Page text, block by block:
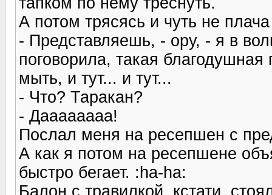
А потом трясясь и чуть не
- Представляешь, - ору, - я в
поговорила, такая
мыть, и тут... и тут...
- Что? Таракан?
- Даааааааа!
Послал меня на ресепшен с
А как я потом на ресепшене
быстро бегает. :ha-ha:
Балон с травилкой, кстати,